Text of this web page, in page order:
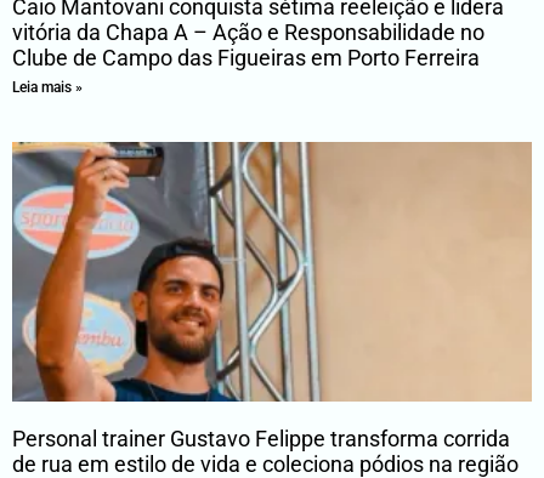
Caio Mantovani conquista sétima reeleição e lidera
vitória da Chapa A – Ação e Responsabilidade no
Clube de Campo das Figueiras em Porto Ferreira
Leia mais »
Personal trainer Gustavo Felippe transforma corrida
de rua em estilo de vida e coleciona pódios na região